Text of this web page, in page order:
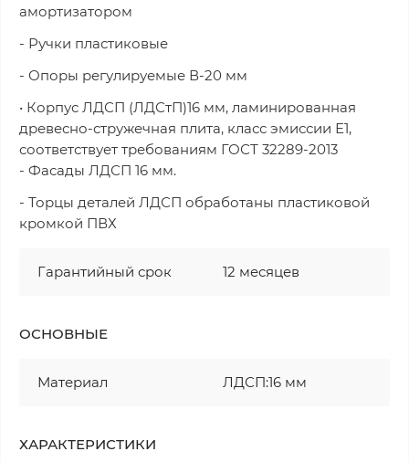
амортизатором
- Ручки пластиковые
- Опоры регулируемые В-20 мм
• Корпус ЛДСП (ЛДСтП)16 мм, ламинированная
древесно-стружечная плита, класс эмиссии Е1,
соответствует требованиям ГОСТ 32289-2013
- Фасады ЛДСП 16 мм.
- Торцы деталей ЛДСП обработаны пластиковой
кромкой ПВХ
Гарантийный срок 12 месяцев
ОСНОВНЫЕ
Материал ЛДСП:16 мм
ХАРАКТЕРИСТИКИ